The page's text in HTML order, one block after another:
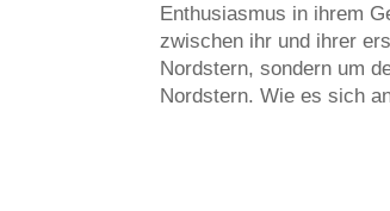
Enthusiasmus in ihrem
zwischen ihr und ihrer
Nordstern, sondern um
Nordstern. Wie es sich